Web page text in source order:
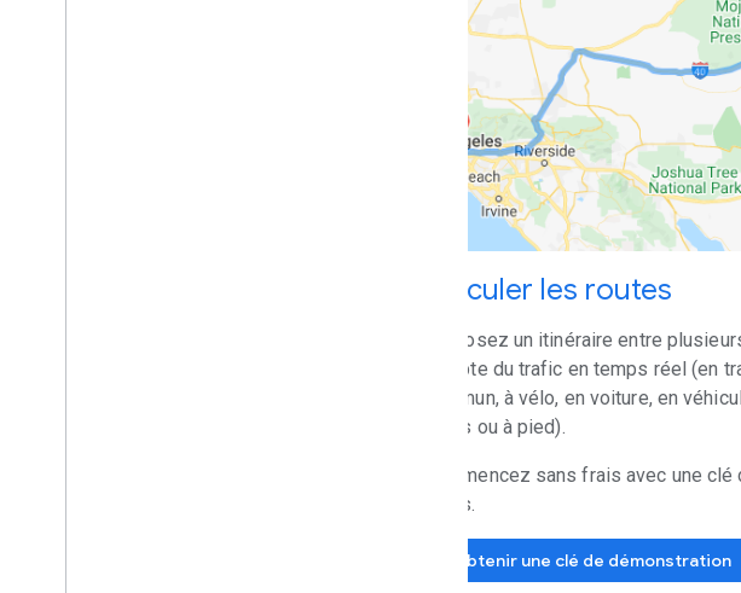
Calculer les routes
Proposez un itinéraire entre
compte du trafic en temps réel (en
commun, à vélo, en voiture, en
roues ou à pied).
Commencez sans frais avec une
Maps.
Obtenir une clé de démonstration